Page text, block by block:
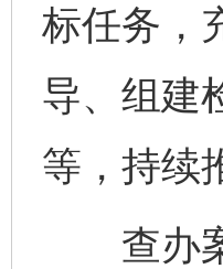
标任务，
导、组建
等，持续
查办案